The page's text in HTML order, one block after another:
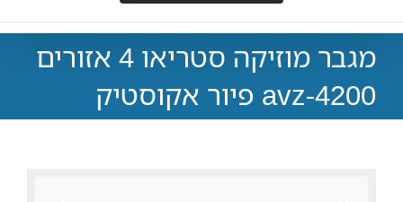
מגבר מוזיקה סטריאו 4 אזורים
avz-4200 פיור אקוסטיק